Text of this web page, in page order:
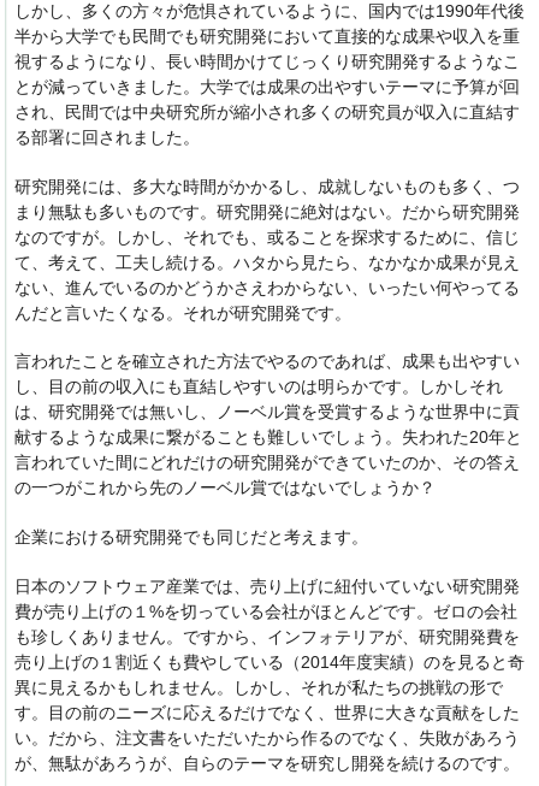
しかし、多くの方々が危惧されているように、国内では1990年代後
半から大学でも民間でも研究開発において直接的な成果や収入を重
視するようになり、長い時間かけてじっくり研究開発するようなこ
とが減っていきました。大学では成果の出やすいテーマに予算が回
され、民間では中央研究所が縮小され多くの研究員が収入に直結す
る部署に回されました。
研究開発には、多大な時間がかかるし、成就しないものも多く、つ
まり無駄も多いものです。研究開発に絶対はない。だから研究開発
なのですが。しかし、それでも、或ることを探求するために、信じ
て、考えて、工夫し続ける。ハタから見たら、なかなか成果が見え
ない、進んでいるのかどうかさえわからない、いったい何やってる
んだと言いたくなる。それが研究開発です。
言われたことを確立された方法でやるのであれば、成果も出やすい
し、目の前の収入にも直結しやすいのは明らかです。しかしそれ
は、研究開発では無いし、ノーベル賞を受賞するような世界中に貢
献するような成果に繋がることも難しいでしょう。失われた20年と
言われていた間にどれだけの研究開発ができていたのか、その答え
の一つがこれから先のノーベル賞ではないでしょうか？
企業における研究開発でも同じだと考えます。
日本のソフトウェア産業では、売り上げに紐付いていない研究開発
費が売り上げの１%を切っている会社がほとんどです。ゼロの会社
も珍しくありません。ですから、インフォテリアが、研究開発費を
売り上げの１割近くも費やしている（2014年度実績）のを見ると奇
異に見えるかもしれません。しかし、それが私たちの挑戦の形で
す。目の前のニーズに応えるだけでなく、世界に大きな貢献をした
い。だから、注文書をいただいたから作るのでなく、失敗があろう
が、無駄があろうが、自らのテーマを研究し開発を続けるのです。